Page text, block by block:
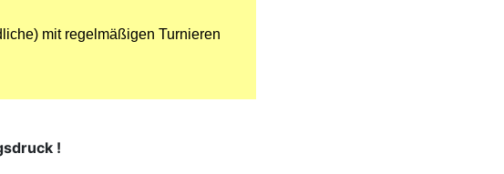
mit regelmäßigen Turnieren
!